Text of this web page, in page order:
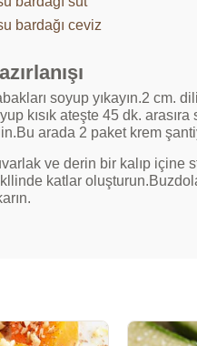
bardağı ceviz
soyup yıkayın.2 cm.
kısık ateşte 45 dk.
arada 2 paket krem
ve derin bir kalıp içine
katlar